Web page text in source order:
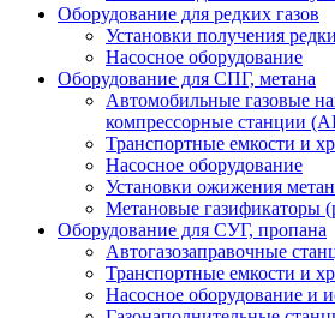
Оборудование для редких газов
Установки получения
Насосное оборудование
Оборудование для СПГ, метана
Автомобильные газовые
компрессорные станции
Транспортные емкости и
Насосное оборудование
Установки ожижения
Метановые газификаторы
Оборудование для СУГ, пропана
Автогазозаправочные
Транспортные емкости и
Насосное оборудование и